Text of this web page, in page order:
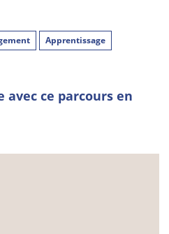
Apprentissage
avec ce parcours en